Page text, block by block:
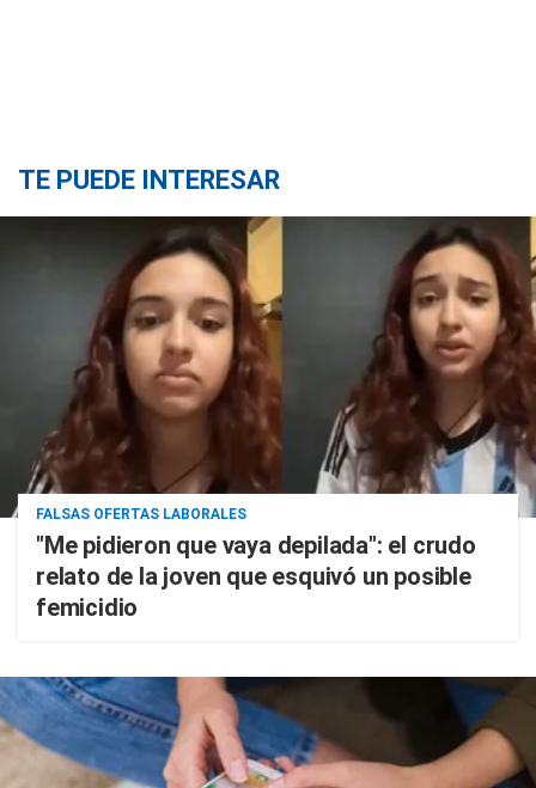
TE PUEDE INTERESAR
FALSAS OFERTAS LABORALES
"Me pidieron que vaya depilada": el crudo
relato de la joven que esquivó un posible
femicidio